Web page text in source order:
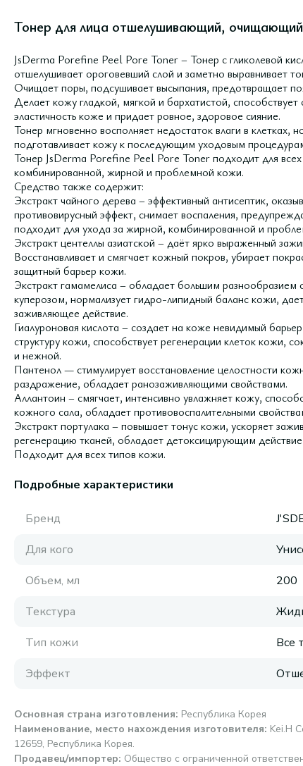
Тонер для лица отшелушивающий,
JsDerma Porefine Peel Pore Toner – Тонер с гликолевой
отшелушивает ороговевший слой и заметно выравнивает
Очищает поры, подсушивает высыпания, предотвращает
Делает кожу гладкой, мягкой и бархатистой,
эластичность коже и придает ровное, здоровое сияние.
Тонер мгновенно восполняет недостаток влаги в клетках,
подготавливает кожу к последующим уходовым
Тонер JsDerma Porefine Peel Pore Toner подходит для
комбинированной, жирной и проблемной кожи.
Средство также содержит:
Экстракт чайного дерева – эффективный антисептик,
противовирусный эффект, снимает воспаления,
подходит для ухода за жирной, комбинированной и
Экстракт центеллы азиатской – даёт ярко выраженный
Восстанавливает и смягчает кожный покров, убирает
защитный барьер кожи.
Экстракт гамамелиса – обладает большим разнообразием
куперозом, нормализует гидро-липидный баланс кожи,
заживляющее действие.
Гиалуроновая кислота – создает на коже невидимый
структуру кожи, способствует регенерации клеток кожи,
и нежной.
Пантенол — стимулирует восстановление целостности
раздражение, обладает ранозаживляющими свойствами.
Аллантоин – смягчает, интенсивно увлажняет кожу,
кожного сала, обладает противовоспалительными
Экстракт портулака – повышает тонус кожи, ускоряет
регенерацию тканей, обладает детоксицирующим
Подходит для всех типов кожи.
Подробные характеристики
Бренд
Для кого
Объем, мл
200
Текстура
Тип кожи
Все
Эффект
Основная страна изготовления: Республика Корея
Наименование, место нахождения изготовителя: Kei.H
12659, Республика Корея.
Продавец/импортер: Общество с ограниченной